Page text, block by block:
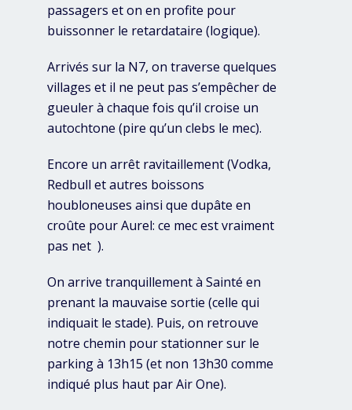
passagers et on en profite pour
buissonner le retardataire (logique).
Arrivés sur la N7, on traverse quelques
villages et il ne peut pas s’empêcher de
gueuler à chaque fois qu’il croise un
autochtone (pire qu’un clebs le mec).
Encore un arrêt ravitaillement (Vodka,
Redbull et autres boissons
houbloneuses ainsi que dupâte en
croûte pour Aurel: ce mec est vraiment
pas net ).
On arrive tranquillement à Sainté en
prenant la mauvaise sortie (celle qui
indiquait le stade). Puis, on retrouve
notre chemin pour stationner sur le
parking à 13h15 (et non 13h30 comme
indiqué plus haut par Air One).